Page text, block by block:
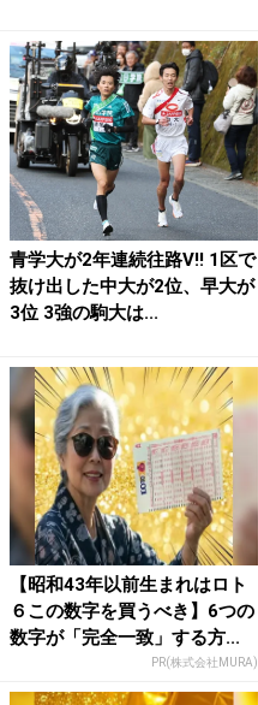
青学大が2年連続往路V!! 1区で
抜け出した中大が2位、早大が
3位 3強の駒大は...
【昭和43年以前生まれはロト
６この数字を買うべき】6つの
数字が「完全一致」する方...
PR(株式会社MURA)